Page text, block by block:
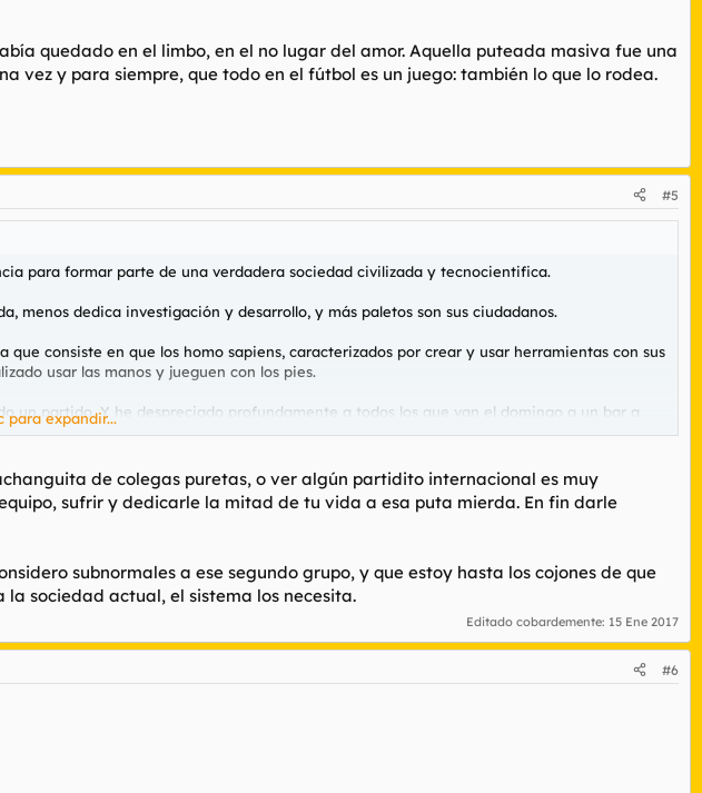
quedado en el limbo, en el no lugar del amor. Aquella puteada masiva fue una
vez y para siempre, que todo en el fútbol es un juego: también lo que lo rodea.
#5
para formar parte de una verdadera sociedad civilizada y tecnocientifica.
menos dedica investigación y desarrollo, y más paletos son sus ciudadanos.
consiste en que los homo sapiens, caracterizados por crear y usar herramientas con sus
usar las manos y jueguen con los pies.
partido. Y he despreciado profundamente a todos los que van el domingo a un bar a
para expandir...
de colegas puretas, o ver algún partidito internacional es muy
sufrir y dedicarle la mitad de tu vida a esa puta mierda. En fin darle
subnormales a ese segundo grupo, y que estoy hasta los cojones de que
sociedad actual, el sistema los necesita.
Editado cobardemente: 15 Ene 2017
#6